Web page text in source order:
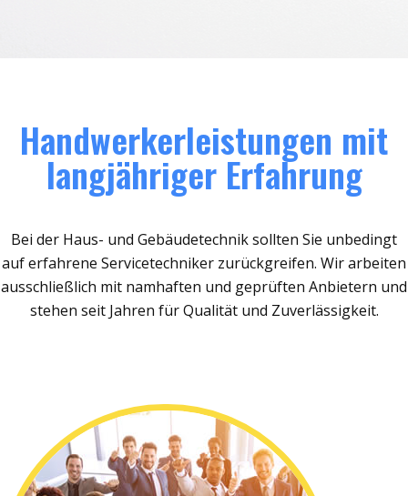
Handwerkerleistungen mit
langjähriger Erfahrung
Bei der Haus- und Gebäudetechnik sollten Sie unbedingt
auf erfahrene Servicetechniker zurückgreifen. Wir arbeiten
ausschließlich mit namhaften und geprüften Anbietern und
stehen seit Jahren für Qualität und Zuverlässigkeit.